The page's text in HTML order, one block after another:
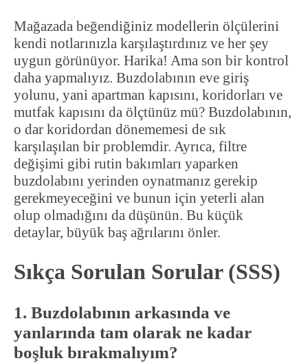
Mağazada beğendiğiniz modellerin ölçülerini
kendi notlarınızla karşılaştırdınız ve her şey
uygun görünüyor. Harika! Ama son bir kontrol
daha yapmalıyız. Buzdolabının eve giriş
yolunu, yani apartman kapısını, koridorları ve
mutfak kapısını da ölçtünüz mü? Buzdolabının,
o dar koridordan dönememesi de sık
karşılaşılan bir problemdir. Ayrıca, filtre
değişimi gibi rutin bakımları yaparken
buzdolabını yerinden oynatmanız gerekip
gerekmeyeceğini ve bunun için yeterli alan
olup olmadığını da düşünün. Bu küçük
detaylar, büyük baş ağrılarını önler.
Sıkça Sorulan Sorular (SSS)
1. Buzdolabının arkasında ve
yanlarında tam olarak ne kadar
boşluk bırakmalıyım?